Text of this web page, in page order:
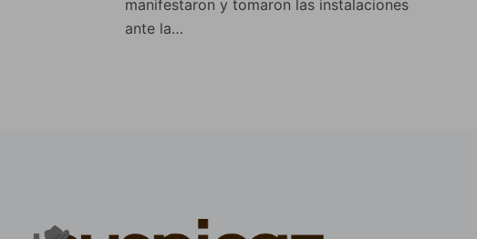
manifestaron y tomaron las instalaciones
ante la…